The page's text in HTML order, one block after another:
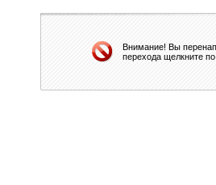
Внимание! Вы
перехода щелкните